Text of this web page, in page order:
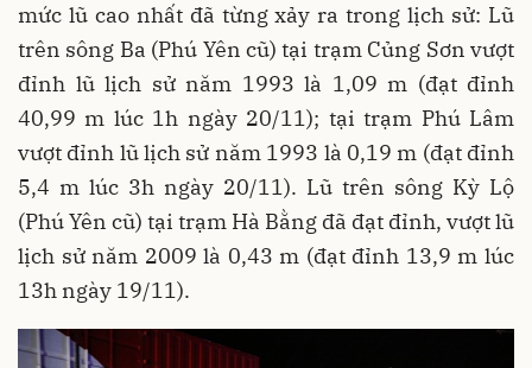
mức lũ cao nhất đã từng xảy ra trong lịch sử: Lũ
trên sông Ba (Phú Yên cũ) tại trạm Củng Sơn vượt
đỉnh lũ lịch sử năm 1993 là 1,09 m (đạt đỉnh
40,99 m lúc 1h ngày 20/11); tại trạm Phú Lâm
vượt đỉnh lũ lịch sử năm 1993 là 0,19 m (đạt đỉnh
5,4 m lúc 3h ngày 20/11). Lũ trên sông Kỳ Lộ
(Phú Yên cũ) tại trạm Hà Bằng đã đạt đỉnh, vượt lũ
lịch sử năm 2009 là 0,43 m (đạt đỉnh 13,9 m lúc
13h ngày 19/11).